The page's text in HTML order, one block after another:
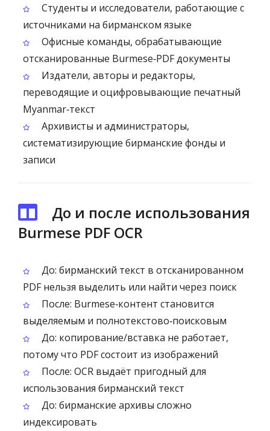
Студенты и исследователи, работающие с
источниками на бирманском языке
Офисные команды, обрабатывающие
отсканированные Burmese‑PDF документы
Издатели, авторы и редакторы,
переводящие и оцифровывающие печатный
Myanmar‑текст
Архивисты и администраторы,
систематизирующие бирманские фонды и
записи
До и после использования
Burmese PDF OCR
До: бирманский текст в отсканированном
PDF нельзя выделить или найти через поиск
После: Burmese‑контент становится
выделяемым и полнотекстово‑поисковым
До: копирование/вставка не работает,
потому что PDF состоит из изображений
После: OCR выдаёт пригодный для
использования бирманский текст
До: бирманские архивы сложно
индексировать